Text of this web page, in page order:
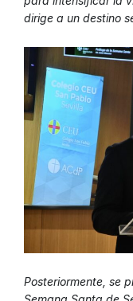
dirige a un destino
Posteriormente, se